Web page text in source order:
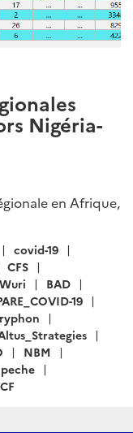
Nigéria-
en Afrique,
covid-19
CFS
Wuri
BAD
19
NBM
peche